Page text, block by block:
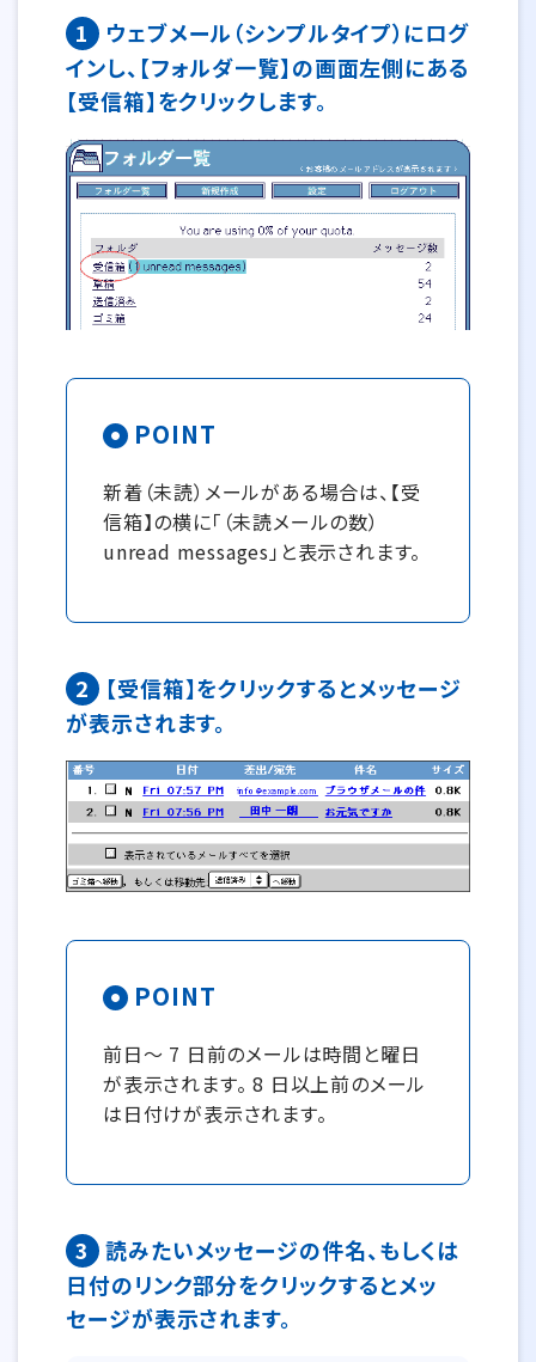
1
ウェブメール（シンプルタイプ）にログ
インし、【フォルダ一覧】の画面左側にある
【受信箱】をクリックします。
POINT
新着（未読）メールがある場合は、【受
信箱】の横に「（未読メールの数）
unread messages」と表示されます。
2
【受信箱】をクリックするとメッセージ
が表示されます。
POINT
前日〜 7 日前のメールは時間と曜日
が表示されます。 8 日以上前のメール
は日付けが表示されます。
3
読みたいメッセージの件名、もしくは
日付のリンク部分をクリックするとメッ
セージが表示されます。